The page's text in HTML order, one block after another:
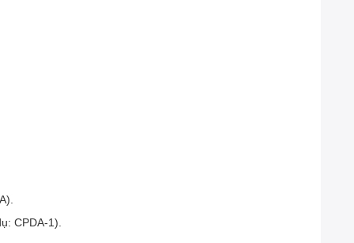
CPDA-1).